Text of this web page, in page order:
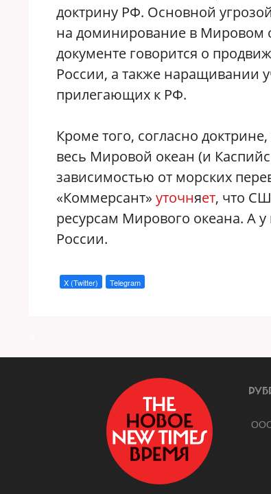
доктрину РФ. Основной
на доминирование в Мировом
документе говорится о
России, а также наращивании
прилегающих к РФ.
Кроме того, согласно
весь Мировой океан (и
зависимостью от морских
«Коммерсант» уточняет, что
ресурсам Мирового океана. А
России.
X (Twitter) Telegram